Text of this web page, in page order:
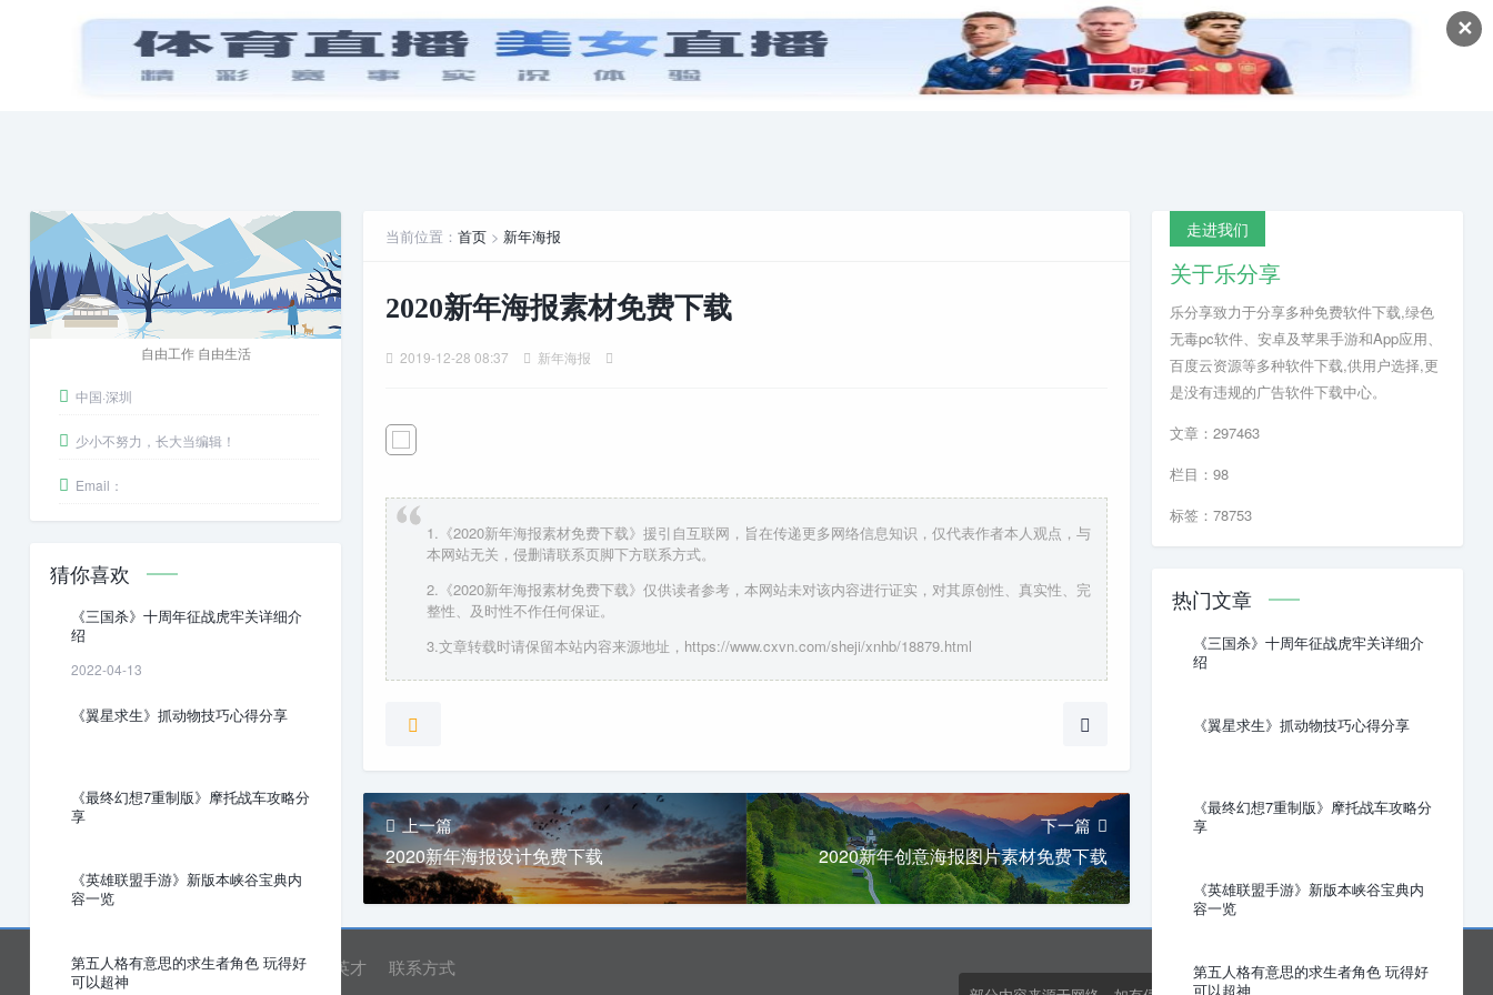
✕
PPT模板 娱乐八卦 安卓游戏 游戏攻略 电脑游戏
当前位置： 首页> 新年海报
2020新年海报素材免费下载
2019-12-28 08:37 新年海报
1.《2020新年海报素材免费下载》援引自互联网，旨在传递更多网络信息知识，仅代表作者本人观点，与
本网站无关，侵删请联系页脚下方联系方式。
2.《2020新年海报素材免费下载》仅供读者参考，本网站未对该内容进行证实，对其原创性、真实性、完
整性、及时性不作任何保证。
3.文章转载时请保留本站内容来源地址，https://www.cxvn.com/sheji/xnhb/18879.html
上一篇
2020新年海报设计免费下载
下一篇
2020新年创意海报图片素材免费下载
自由工作 自由生活
中国·深圳
少小不努力，长大当编辑！
Email：
猜你喜欢
《三国杀》十周年征战虎牢关详细介
绍
2022-04-13
《翼星求生》抓动物技巧心得分享
《最终幻想7重制版》摩托战车攻略分
享
《英雄联盟手游》新版本峡谷宝典内
容一览
第五人格有意思的求生者角色 玩得好
可以超神
走进我们
关于乐分享
乐分享致力于分享多种免费软件下载,绿色
无毒pc软件、安卓及苹果手游和App应用、
百度云资源等多种软件下载,供用户选择,更
是没有违规的广告软件下载中心。
文章：297463
栏目：98
标签：78753
热门文章
《三国杀》十周年征战虎牢关详细介
绍
《翼星求生》抓动物技巧心得分享
《最终幻想7重制版》摩托战车攻略分
享
《英雄联盟手游》新版本峡谷宝典内
容一览
第五人格有意思的求生者角色 玩得好
可以超神
网站首页 关于我们 诚聘英才 联系方式